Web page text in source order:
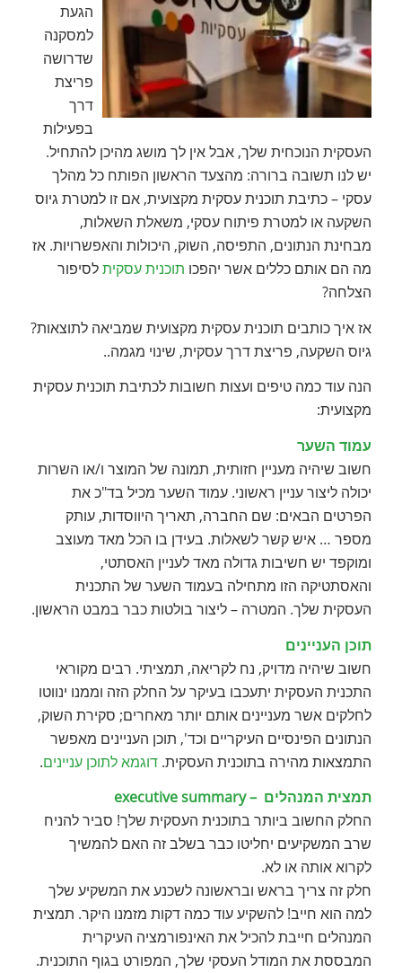
הגעת
למסקנה
שדרושה
פריצת
דרך
בפעילות
העסקית הנוכחית שלך, אבל אין לך מושג מהיכן להתחיל.
יש לנו תשובה ברורה: מהצעד הראשון הפותח כל מהלך
עסקי – כתיבת תוכנית עסקית מקצועית, אם זו למטרת גיוס
השקעה או למטרת פיתוח עסקי, משאלת השאלות,
מבחינת הנתונים, התפיסה, השוק, היכולות והאפשרויות. אז
מה הם אותם כללים אשר יהפכו תוכנית עסקיתלסיפור
הצלחה?
אז איך כותבים תוכנית עסקית מקצועית שמביאה לתוצאות?
גיוס השקעה, פריצת דרך עסקית, שינוי מגמה..
הנה עוד כמה טיפים ועצות חשובות לכתיבת תוכנית עסקית
מקצועית:
עמוד השער
חשוב שיהיה מעניין חזותית, תמונה של המוצר ו/או השרות
יכולה ליצור עניין ראשוני. עמוד השער מכיל בד"כ את
הפרטים הבאים: שם החברה, תאריך היווסדות, עותק
מספר … איש קשר לשאלות. בעידן בו הכל מאד מעוצב
ומוקפד יש חשיבות גדולה מאד לעניין האסתטי,
והאסתטיקה הזו מתחילה בעמוד השער של התכנית
העסקית שלך. המטרה – ליצור בולטות כבר במבט הראשון.
תוכן העניינים
חשוב שיהיה מדויק, נח לקריאה, תמציתי. רבים מקוראי
התכנית העסקית יתעכבו בעיקר על החלק הזה וממנו ינווטו
לחלקים אשר מעניינים אותם יותר מאחרים; סקירת השוק,
הנתונים הפינסיים העיקריים וכד', תוכן העניינים מאפשר
התמצאות מהירה בתוכנית העסקית. דוגמא לתוכן עניינים.
תמצית המנהלים – executive summary
החלק החשוב ביותר בתוכנית העסקית שלך! סביר להניח
שרב המשקיעים יחליטו כבר בשלב זה האם להמשיך
לקרוא אותה או לא.
חלק זה צריך בראש ובראשונה לשכנע את המשקיע שלך
למה הוא חייב! להשקיע עוד כמה דקות מזמנו היקר. תמצית
המנהלים חייבת להכיל את האינפורמציה העיקרית
המבססת את המודל העסקי שלך, המפורט בגוף התוכנית.